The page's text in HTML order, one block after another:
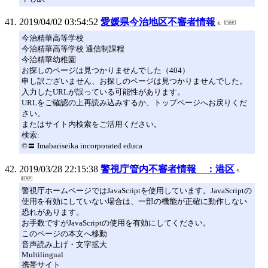
2019/04/02 03:54:52 愛媛県今治地区不審者情報
今治精華高等学校
今治精華高等学校 通信制課程
今治精華幼稚園
お探しのページは見つかりませんでした（404）
申し訳ございません、お探しのページは見つかりませんでした。
入力したURLが誤っている可能性があります。
URLをご確認の上再読み込みするか、トップページへお戻りくだ
さい。
またはサイト内検索をご活用ください。
検索:
©〓 Imabariseika incorporated educa
2019/03/28 22:15:38 警視庁管内不審者情報 ：港区
警視庁ホームページではJavaScriptを使用しています。JavaScriptの
使用を有効にしていない場合は、一部の機能が正確に動作しない
恐れがあります。
お手数ですがJavaScriptの使用を有効にしてください。
このページの本文へ移動
音声読み上げ・文字拡大
Multilingual
携帯サイト